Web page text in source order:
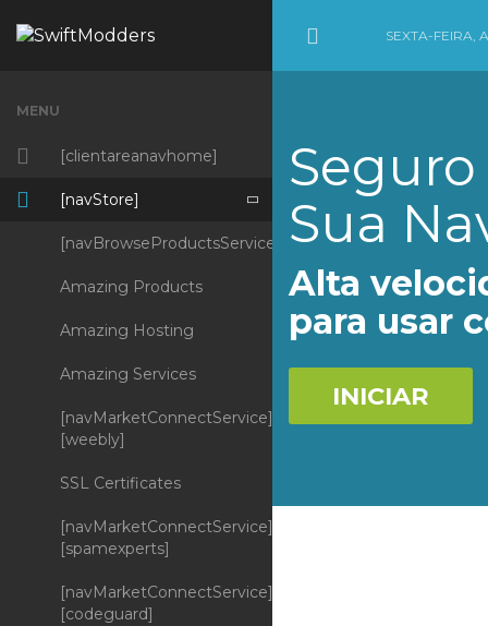
Minimize Menu
SEXTA-FEIRA,
MENU
[clientareanavhome]
[navStore]
[navBrowseProductsServices]
Amazing Products
Amazing Hosting
Amazing Services
[navMarketConnectService]
[weebly]
SSL Certificates
[navMarketConnectService]
[spamexperts]
[navMarketConnectService]
[codeguard]
Sua
Alta
para usar
INICIAR